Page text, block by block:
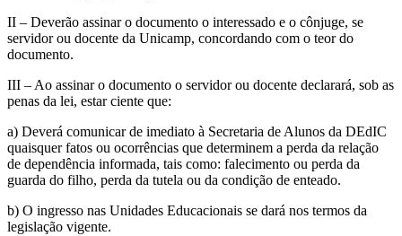
II – Deverão assinar o documento o interessado e o cônjuge, se
servidor ou docente da Unicamp, concordando com o teor do
documento.
III – Ao assinar o documento o servidor ou docente declarará, sob as
penas da lei, estar ciente que:
a) Deverá comunicar de imediato à Secretaria de Alunos da DEdIC
quaisquer fatos ou ocorrências que determinem a perda da relação
de dependência informada, tais como: falecimento ou perda da
guarda do filho, perda da tutela ou da condição de enteado.
b) O ingresso nas Unidades Educacionais se dará nos termos da
legislação vigente.